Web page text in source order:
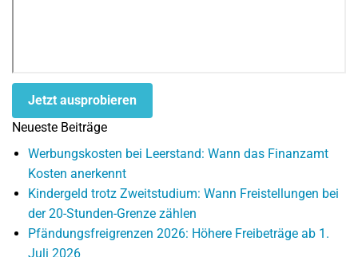
Jetzt ausprobieren
Neueste Beiträge
Werbungskosten bei Leerstand: Wann das Finanzamt
Kosten anerkennt
Kindergeld trotz Zweitstudium: Wann Freistellungen bei
der 20-Stunden-Grenze zählen
Pfändungsfreigrenzen 2026: Höhere Freibeträge ab 1.
Juli 2026